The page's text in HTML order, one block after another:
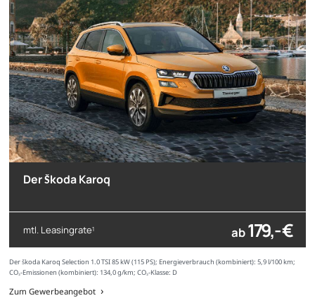
Der Škoda Karoq
mtl. Leasingrate1 ab179,- €
Der Škoda Karoq Selection 1.0 TSI 85 kW (115 PS); Energieverbrauch (kombiniert): 5,9 l/100 km;
CO₂-Emissionen (kombiniert): 134,0 g/km; CO₂-Klasse: D
Zum Gewerbeangebot